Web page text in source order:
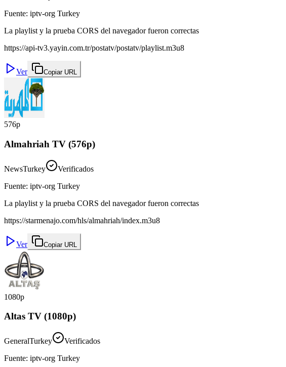
Fuente: iptv-org Turkey
La playlist y la prueba CORS del navegador fueron correctas
https://api-tv3.yayin.com.tr/postatv/postatv/playlist.m3u8
Ver Copiar URL
576p
Almahriah TV (576p)
NewsTurkey
Verificados
Fuente: iptv-org Turkey
La playlist y la prueba CORS del navegador fueron correctas
https://starmenajo.com/hls/almahriah/index.m3u8
Ver Copiar URL
1080p
Altas TV (1080p)
GeneralTurkey
Verificados
Fuente: iptv-org Turkey